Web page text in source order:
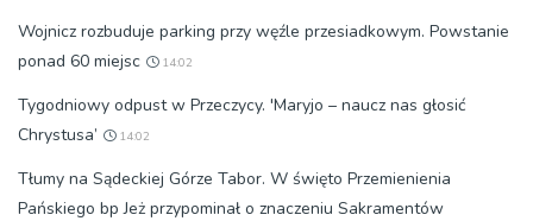
Wojnicz rozbuduje parking przy węźle przesiadkowym. Powstanie
ponad 60 miejsc
14:02
Tygodniowy odpust w Przeczycy. 'Maryjo – naucz nas głosić
Chrystusa’
14:02
Tłumy na Sądeckiej Górze Tabor. W święto Przemienienia
Pańskiego bp Jeż przypominał o znaczeniu Sakramentów